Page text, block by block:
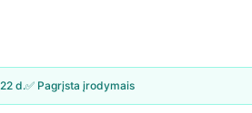
d.✅ Pagrįsta įrodymais